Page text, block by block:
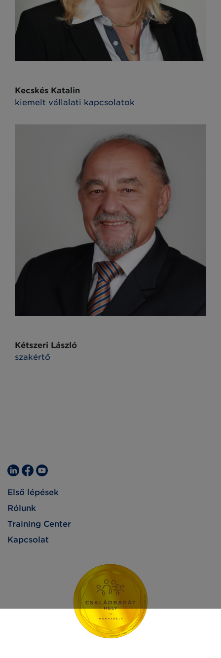
Kecskés Katalin
kiemelt vállalati kapcsolatok
Kétszeri László
szakértő
Első lépések
Rólunk
Training Center
Kapcsolat